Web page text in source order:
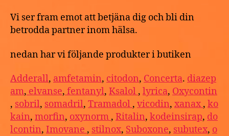
Vi ser fram emot att betjäna dig och bli din
betrodda partner inom hälsa.
nedan har vi följande produkter i butiken
Adderall, amfetamin, citodon, Concerta. diazep
am, elvanse, fentanyl, Ksalol , lyrica, Oxycontin
, sobril, somadril, Tramadol , vicodin, xanax, ko
kain, morfin, oxynorm , Ritalin, kodeinsirap, do
lcontin, Imovane , stilnox, Suboxone, subutex, o